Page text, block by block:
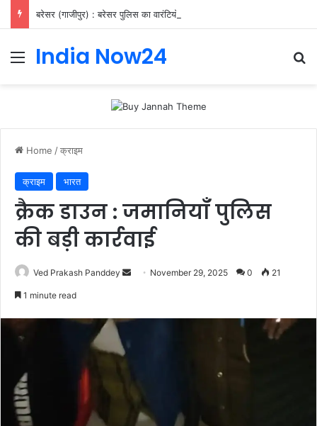
बरेसर (गाजीपुर) : बरेसर पुलिस का वारंटियों पर शिकंजा, 11 गिरफ्तार
India Now24
Home /क्राइम
क्राइम भारत
क्रैक डाउन : जमानियाँ पुलिस
की बड़ी कार्रवाई
Ved Prakash Panddey November 29, 2025 0 21
1 minute read